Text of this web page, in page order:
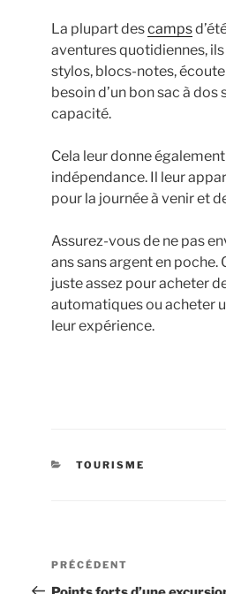
La plupart descamps
aventures quotidiennes,
stylos, blocs-notes,
besoin d’un bon sac à
capacité.
Cela leur donne
indépendance. Il leur
pour la journée à venir et
Assurez-vous de ne pas
ans sans argent en poche.
juste assez pour acheter
automatiques ou acheter
leur expérience.
CATÉGORIES
TOURISME
Navigation
Article
précédent
PRÉCÉDENT